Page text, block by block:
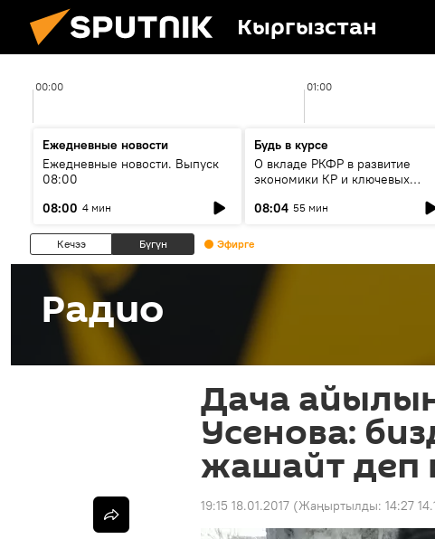
Кыргызстан
00:00 01:00
Ежедневные новости
Ежедневные новости. Выпуск
08:00
08:00 4 мин
Будь в курсе
О вкладе РКФР в развитие
экономики КР и ключевых
08:04 55 мин
Кечээ Бүгүн Эфирге
Радио
Дача
Усенова:
жашайт деп
19:15 18.01.2017 (Жаңыртылды: 14:27